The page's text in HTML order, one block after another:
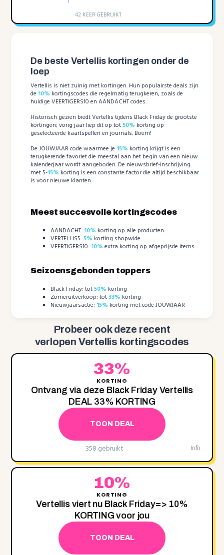
42 KEER GEBRUIKT
De beste Vertellis kortingen onder de
loep
Vertellis is niet zuinig met kortingen. Hun populairste deals zijn
de 10% kortingscodes die regelmatig terugkeren, zoals de
huidige VEERTIGERS10 en AANDACHT codes.
Historisch gezien biedt Vertellis tijdens Black Friday de grootste
kortingen; vorig jaar liep dit op tot50% korting op
geselecteerde kaartspellen en journals. Boem!
De JOUWJAAR code waarmee je 15% korting krijgt is een
terugkerende favoriet die meestal aan het begin van een nieuw
kalenderjaar wordt aangeboden. De nieuwsbrief-inschrijving
met 5-15% korting is een constante factor die altijd beschikbaar
is voor nieuwe klanten.
Meest succesvolle kortingscodes
AANDACHT: 10% korting op alle producten
VERTELLIS5:5% korting shopwide
VEERTIGERS10: 10% extra korting op afgeprijsde items
Seizoensgebonden toppers
Black Friday: tot50% korting
Zomeruitverkoop: tot33% korting
Nieuwjaarsactie: 15% korting met code JOUWJAAR
Probeer ook deze recent
verlopen Vertellis kortingscodes
33%
KORTING
Ontvang via deze Black Friday Vertellis
DEAL 33‌% KORTING
TOON DEAL
358 gebruikt Info
10%
KORTING
Vertellis viert nu Black Friday=> 10‌%
KORTING voor jou
TOON DEAL